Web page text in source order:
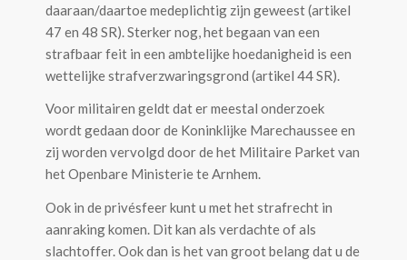
daaraan/daartoe medeplichtig zijn geweest (artikel
47 en 48 SR). Sterker nog, het begaan van een
strafbaar feit in een ambtelijke hoedanigheid is een
wettelijke strafverzwaringsgrond (artikel 44 SR).
Voor militairen geldt dat er meestal onderzoek
wordt gedaan door de Koninklijke Marechaussee en
zij worden vervolgd door de het Militaire Parket van
het Openbare Ministerie te Arnhem.
Ook in de privésfeer kunt u met het strafrecht in
aanraking komen. Dit kan als verdachte of als
slachtoffer. Ook dan is het van groot belang dat u de